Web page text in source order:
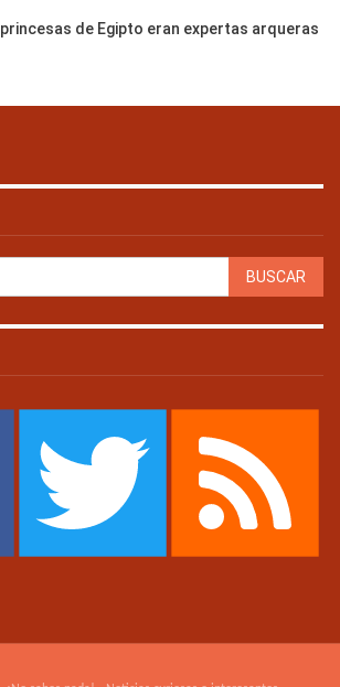
princesas de Egipto eran expertas arqueras